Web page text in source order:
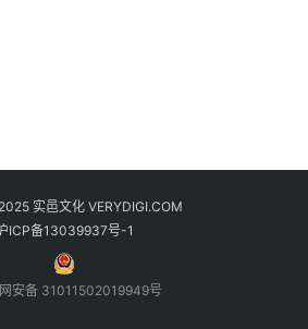
实邑文化 VERYDIGI.COM
ICP备13039937号-1
安备 31011502019949号